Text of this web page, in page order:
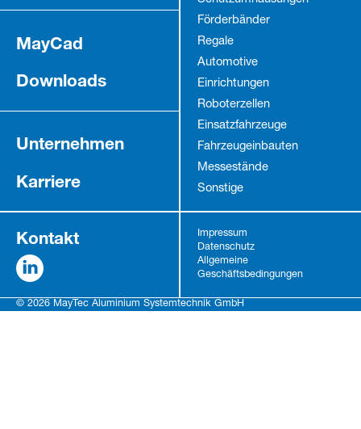
Förderbänder
Regale
Automotive
Einrichtungen
Roboterzellen
Einsatzfahrzeuge
Fahrzeug­einbauten
Messestände
Sonstige
MayCad
Downloads
Unternehmen
Karriere
Kontakt
Impressum
Datenschutz
Allgemeine
Geschäftsbedingungen
© 2026 MayTec Aluminium Systemtechnik GmbH